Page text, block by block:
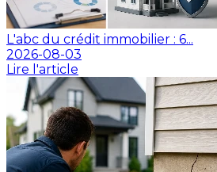
L'abc du crédit immobilier : 6...
2026-08-03
Lire l'article